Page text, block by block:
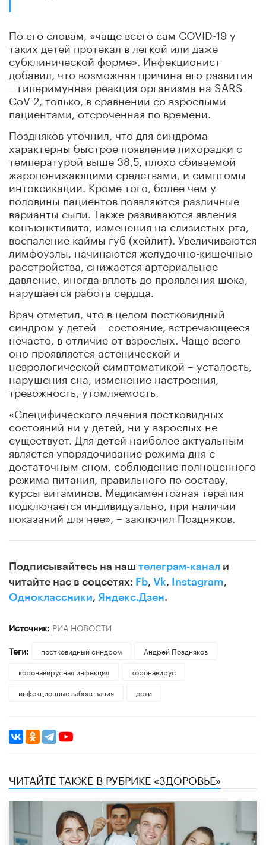
По его словам, «чаще всего сам COVID-19 у
таких детей протекал в легкой или даже
субклинической форме». Инфекционист
добавил, что возможная причина его развития
– гиперимунная реакция организма на SARS-
CoV-2, только, в сравнении со взрослыми
пациентами, отсроченная по времени.
Поздняков уточнил, что для синдрома
характерны быстрое появление лихорадки с
температурой выше 38,5, плохо сбиваемой
жаропонижающими средствами, и симптомы
интоксикации. Кроме того, более чем у
половины пациентов появляются различные
варианты сыпи. Также развиваются явления
конъюнктивита, изменения на слизистых рта,
воспаление каймы губ (хейлит). Увеличиваются
лимфоузлы, начинаются желудочно-кишечные
расстройства, снижается артериальное
давление, иногда вплоть до проявления шока,
нарушается работа сердца.
Врач отметил, что в целом постковидный
синдром у детей – состояние, встречающееся
нечасто, в отличие от взрослых. Чаще всего
оно проявляется астенической и
неврологической симптоматикой – усталость,
нарушения сна, изменение настроения,
тревожность, утомляемость.
«Специфического лечения постковидных
состояний ни у детей, ни у взрослых не
существует. Для детей наиболее актуальным
является упорядочивание режима дня с
достаточным сном, соблюдение полноценного
режима питания, правильного по составу,
курсы витаминов. Медикаментозная терапия
подключается индивидуально, при наличии
показаний для нее», – заключил Поздняков.
Подписывайтесь на наш телеграм-канал и
читайте нас в соцсетях: Fb, Vk, Instagram,
Одноклассники, Яндекс.Дзен.
Источник: РИА НОВОСТИ
Теги:
постковидный синдром
Андрей Поздняков
коронавирусная инфекция
коронавирус
инфекционные заболевания
дети
ЧИТАЙТЕ ТАКЖЕ В РУБРИКЕ «ЗДОРОВЬЕ»